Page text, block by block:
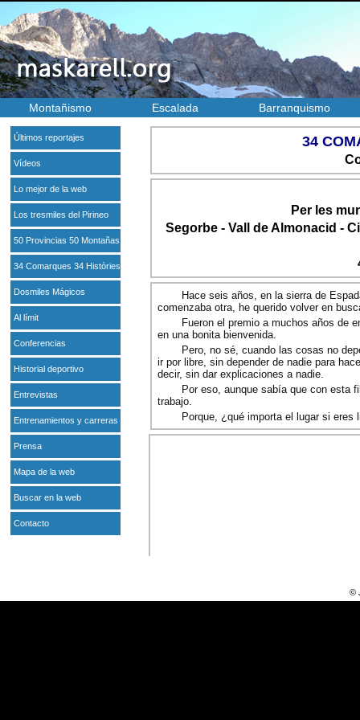
Montañismo Escalada Barranquismo
Últimos reportajes
Vídeos
Lo mejor de la web
Los tresmiles del Pirineo
50 Provincias 50 Montañas
34 Comarques 34 Històries
Dosmiles Mágicos
Al límit
Conferencias
Historial deportivo
Entrevistas
Entrenamientos y carreras
Prensa
Mapa de la web
Buscar en la web
Contacto
34
Per les
Segorbe - Vall de Almonacid -
Hace seis años, en la sierra de
comenzaba otra, he querido volver en
Fueron el premio a muchos años de
en una bonita bienvenida.
Pero, no sé, cuando las cosas no
ir por libre, sin depender de nadie para
decir, sin dar explicaciones a nadie.
Por eso, aunque sabía que con esta
trabajo.
Porque, ¿qué importa el lugar si eres
©